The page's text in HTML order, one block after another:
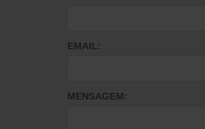
EMAIL:
MENSAGEM: